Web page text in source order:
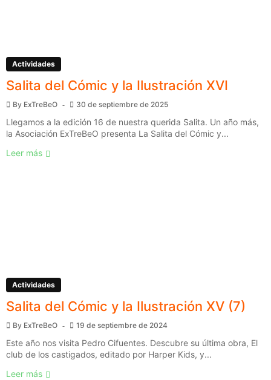
Actividades
Salita del Cómic y la Ilustración XVI
By ExTreBeO 30 de septiembre de 2025
Llegamos a la edición 16 de nuestra querida Salita. Un año más,
la Asociación ExTreBeO presenta La Salita del Cómic y...
Leer más
Actividades
Salita del Cómic y la Ilustración XV (7)
By ExTreBeO 19 de septiembre de 2024
Este año nos visita Pedro Cifuentes. Descubre su última obra, El
club de los castigados, editado por Harper Kids, y...
Leer más